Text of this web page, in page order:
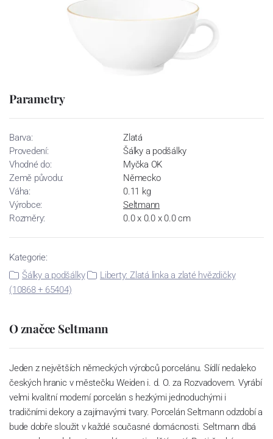
Parametry
Barva:
Zlatá
Provedení:
Šálky a podšálky
Vhodné do:
Myčka OK
Země původu:
Německo
Váha:
0.11 kg
Výrobce:
Seltmann
Rozměry:
0.0 x 0.0 x 0.0 cm
Kategorie:
Šálky a podšálky
Liberty: Zlatá linka a zlaté hvězdičky
(10868 + 65404)
O značce Seltmann
Jeden z největších německých výrobců porcelánu. Sídlí nedaleko
českých hranic v městečku Weiden i. d. O. za Rozvadovem. Vyrábí
velmi kvalitní moderní porcelán s hezkými jednoduchými i
tradičními dekory a zajímavými tvary. Porcelán Seltmann odzdobí a
bude dobře sloužit v každé současné domácnosti. Seltmann dbá